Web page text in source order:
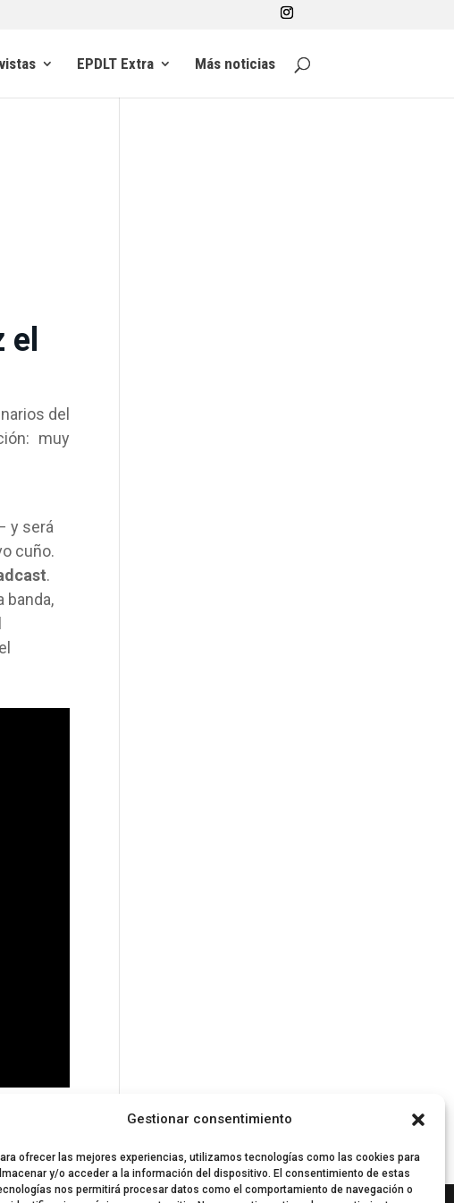
Gestionar consentimiento
ofrecer las mejores experiencias, utilizamos tecnologías como las cookies para
y/o acceder a la información del dispositivo. El consentimiento de estas
nos permitirá procesar datos como el comportamiento de navegación o
EPDLT Extra Más noticias
del
muy
y será
cuño.
.
banda,